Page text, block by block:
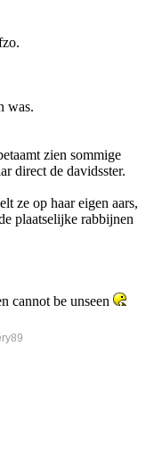
was.
zien sommige
direct de davidsster.
ze op haar eigen aars,
plaatselijke rabbijnen
cannot be unseen